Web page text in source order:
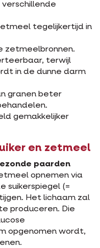
tegelijkertijd in
zetmeelbronnen.
terwijl
in de dunne darm
granen beter
gemakkelijker
en zetmeel
paarden
opnemen via
suikerspiegel (=
Het lichaam zal
produceren. Die
opgenomen wordt,